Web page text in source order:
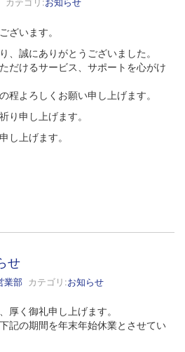
ざいます。
、誠にありがとうございました。
だけるサービス、サポートを心がけ
程よろしくお願い申し上げます。
り申し上げます。
し上げます。
せ
業部 カテゴリ:お知らせ
厚く御礼申し上げます。
記の期間を年末年始休業とさせてい